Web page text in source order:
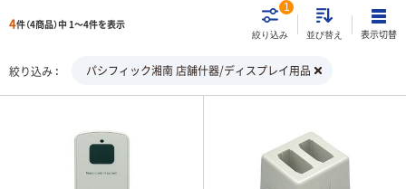
4件（4商品）中 1～4件を表示
絞り込み
1
並び替え 表示切替
絞り込み パシフィック湘南 店舗什器/ディスプレイ用品